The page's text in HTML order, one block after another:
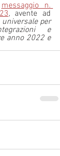
messaggio n.
, avente ad
per
e
anno 2022 e